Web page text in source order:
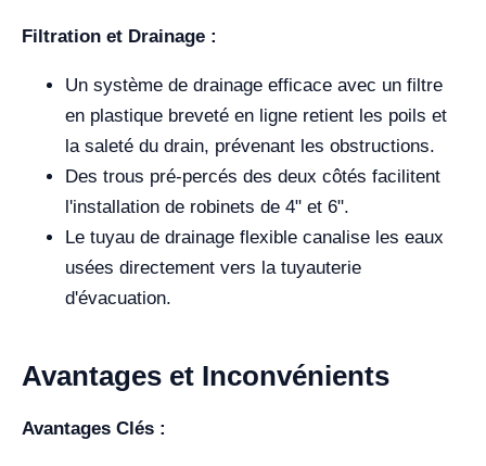
Filtration et Drainage :
Un système de drainage efficace avec un filtre
en plastique breveté en ligne retient les poils et
la saleté du drain, prévenant les obstructions.
Des trous pré-percés des deux côtés facilitent
l'installation de robinets de 4" et 6".
Le tuyau de drainage flexible canalise les eaux
usées directement vers la tuyauterie
d'évacuation.
Avantages et Inconvénients
Avantages Clés :